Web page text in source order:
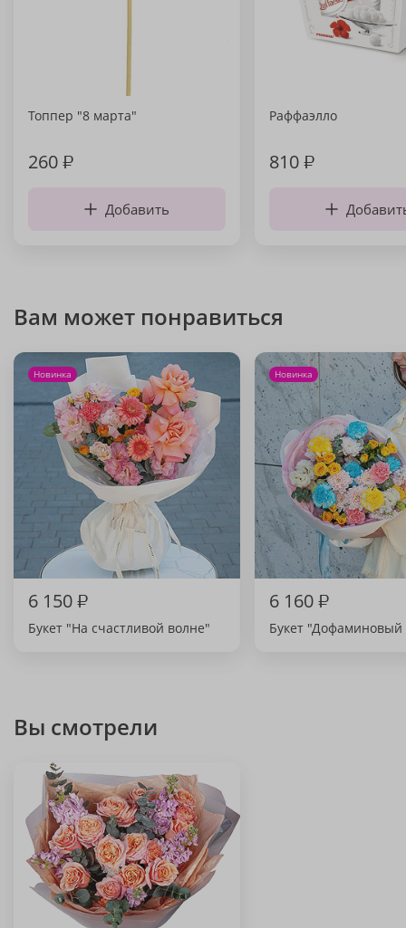
Топпер "8 марта"
260₽
Добавить
Раффаэлло
810₽
Вам может понравиться
Новинка
6 150₽
Букет "На счастливой волне"
Новинка
6 160₽
Букет "Дофаминовый
Вы смотрели